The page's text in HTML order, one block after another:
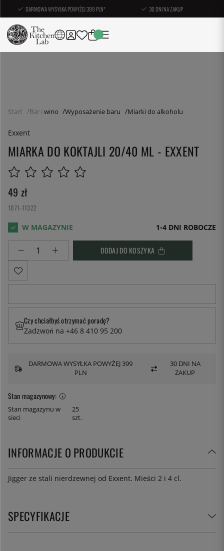
DARMOWA WYSYŁKA POWYŻEJ 399 PLN* 30 DNI NA ZAKUP
Start Bar i wino Wyposażenie baru Miarki do alkoholu
Exxent
MIARKA DO KOKTAJLI 20/40 ML - EXXENT
49 zł
1071-11322
1-4 DNI ROBOCZE
DODAJ DO KOSZYKA
Stan magazynowy:
Stan magazynu w
sieci
25
szt.
Czy chciałbyś otrzymać poradę?
Zadzwoń na +46 8 410 95 200
DARMOWA WYSYŁKA POWYŻEJ 399
PLN
30 DNI NA
ZAKUP
INFORMACJE O PRODUKCIE
Jigger ze stali nierdzewnej od Exxent. Mieści 2 i 4 cl.
SPECYFIKACJE